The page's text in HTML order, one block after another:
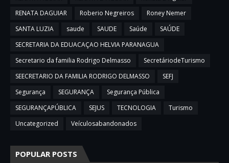
RENATA DAGUIAR
Roberio Negreiros
Roney Nemer
SANTA LUZIA
saude SAUDE Saúde
SAÚDE
SECRETARIA DA EDUACAÇAO HELVIA PARANAGUA
Secretario da familia Rodrigo Delmasso
SecretáriodeTurismo
SEECRETARIO DA FAMILIA RODRIGO DELMASSO
SEFJ
Segurança
SEGURANÇA
Segurança Pública
SEGURANÇAPÚBLICA
SEJUS TECNOLOGIA
Turismo
Uncategorized
Veículosabandonados
POPULAR POSTS